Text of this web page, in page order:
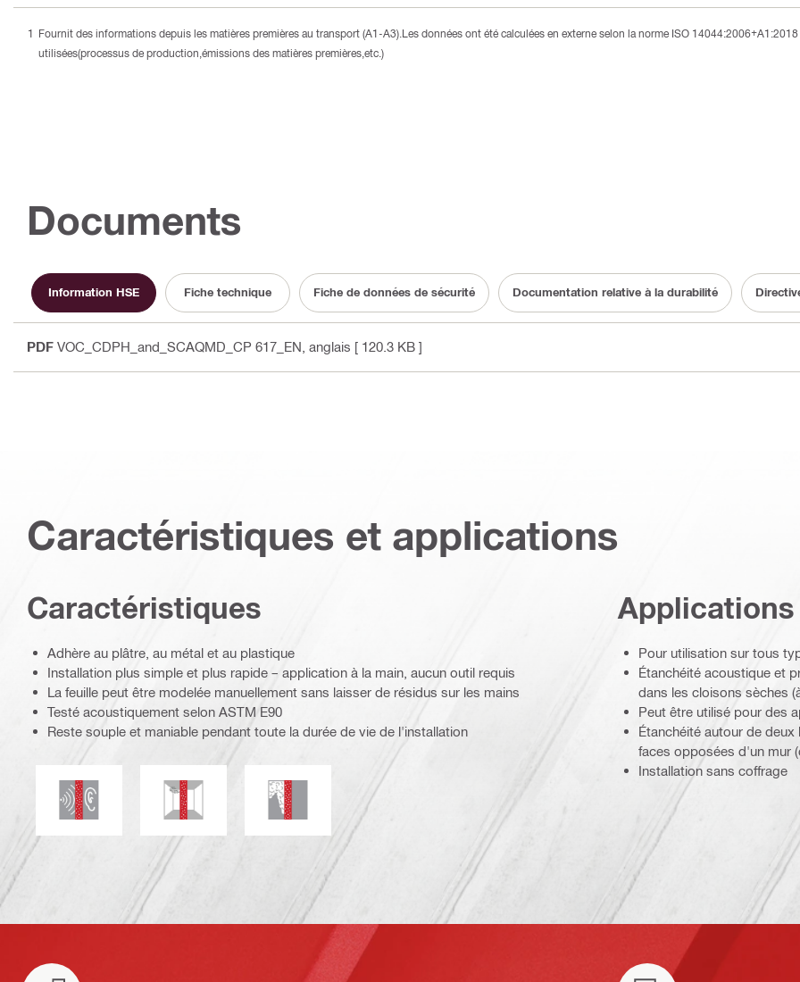
Fournit des informations depuis les matières premières au transport (A1-A3).Les données ont été calculées en externe selon la norme ISO
utilisées(processus de production,émissions des matières premières,etc.)
Documents
Information HSE Fiche technique Fiche de données de sécurité Documentation relative à la durabilité
PDF VOC_CDPH_and_SCAQMD_CP 617_EN , anglais [ 120.3 KB ]
Caractéristiques et applications
Caractéristiques
Adhère au plâtre, au métal et au plastique
Installation plus simple et plus rapide – application à la main, aucun outil requis
La feuille peut être modelée manuellement sans laisser de résidus sur les mains
Testé acoustiquement selon ASTM E90
Reste souple et maniable pendant toute la durée de vie de l'installation
Isolation acoustiqueRésistance aux champignons et moisissures
Étanchéité aux fumées et aux gaz
Applications
Pour utilisation sur tous
Étanchéité acoustique et
dans les cloisons sèches
Peut être utilisé pour des
Étanchéité autour de
faces opposées d'un mur
Installation sans coffrage